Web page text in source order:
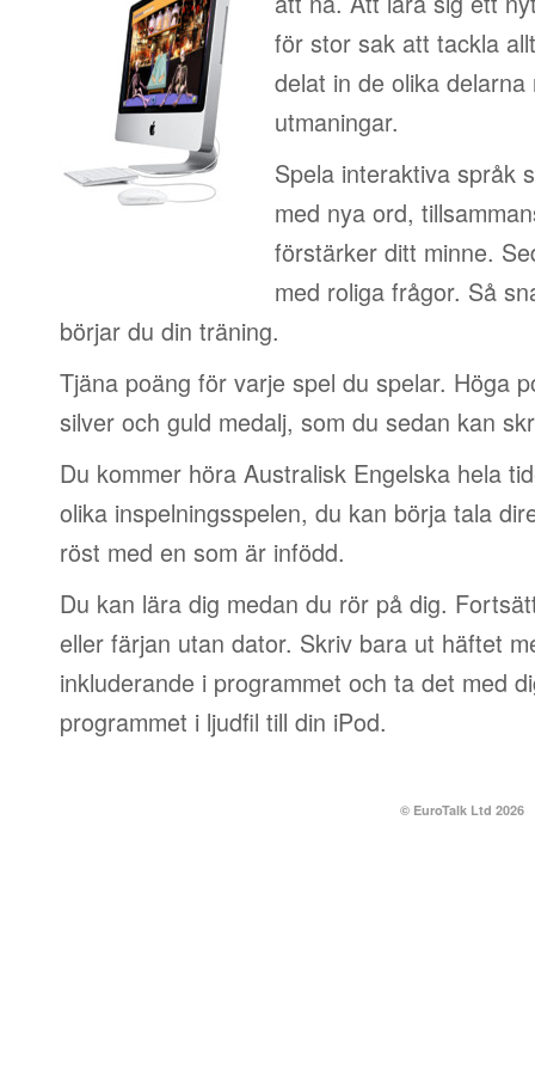
för stor sak att tackla
delat in de olika
utmaningar.
Spela interaktiva språk
med nya ord,
förstärker ditt minne.
med roliga frågor. Så
börjar du din träning.
Tjäna poäng för varje spel du spelar. Höga
silver och guld medalj, som du sedan kan
Du kommer höra Australisk Engelska hela
olika inspelningsspelen, du kan börja tala
röst med en som är infödd.
Du kan lära dig medan du rör på dig.
eller färjan utan dator. Skriv bara ut häftet
inkluderande i programmet och ta det med
programmet i ljudfil till din iPod.
© EuroTalk Ltd 2026